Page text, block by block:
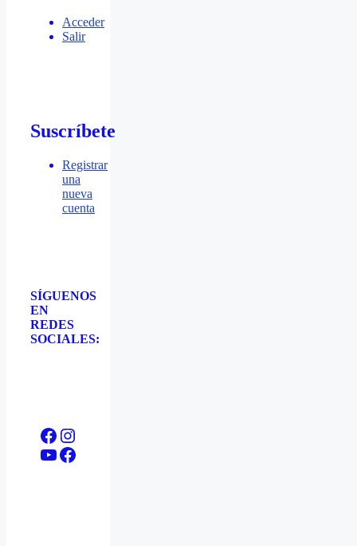
Acceder
Salir
Suscríbete
Registrar
una
nueva
cuenta
SÍGUENOS
EN
REDES
SOCIALES:
Facebook
Instagram
YouTube
Facebook